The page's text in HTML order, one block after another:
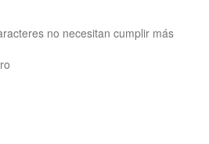
no necesitan cumplir más